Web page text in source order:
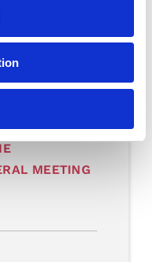
MEETING